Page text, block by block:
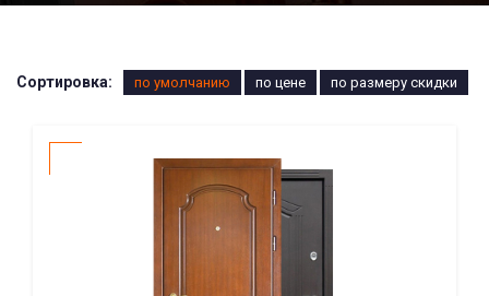
Сортировка: по умолчанию по цене по размеру скидки